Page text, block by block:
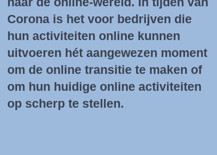
Corona is het voor bedrijven die
hun activiteiten online kunnen
uitvoeren hét aangewezen moment
om de online transitie te maken of
om hun huidige online activiteiten
op scherp te stellen.